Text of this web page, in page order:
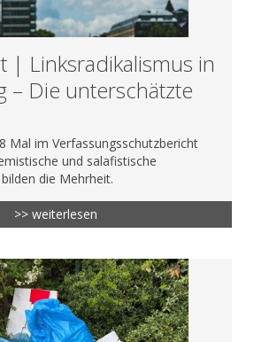
| Linksradikalismus in
– Die unterschätzte
Mal im Verfassungsschutzbericht
und salafistische
die Mehrheit.
>> weiterlesen